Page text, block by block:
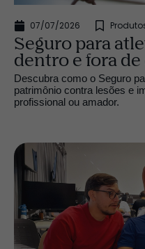
07/07/2026
Seguro para
dentro e fora
Descubra como o Seguro
patrimônio contra lesões e
profissional ou amador.